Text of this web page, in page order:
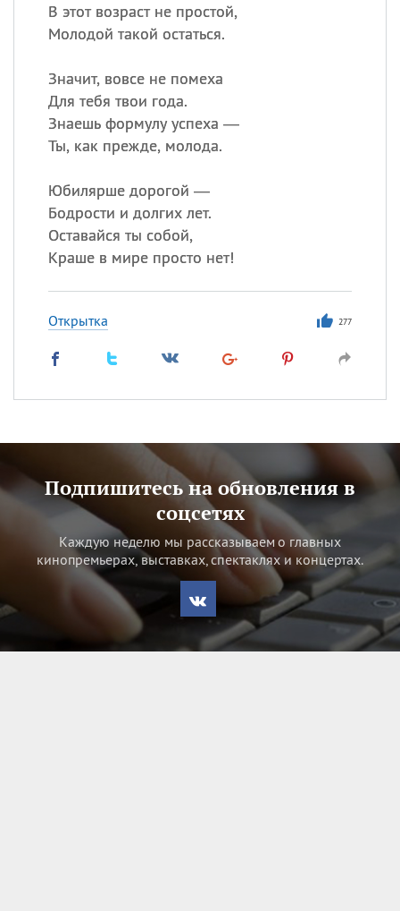
В этот возраст не простой,
Молодой такой остаться.
Значит, вовсе не помеха
Для тебя твои года.
Знаешь формулу успеха —
Ты, как прежде, молода.
Юбилярше дорогой —
Бодрости и долгих лет.
Оставайся ты собой,
Краше в мире просто нет!
Открытка 277
Подпишитесь на обновления в
соцсетях
Каждую неделю мы рассказываем о главных
кинопремьерах, выставках, спектаклях и концертах.